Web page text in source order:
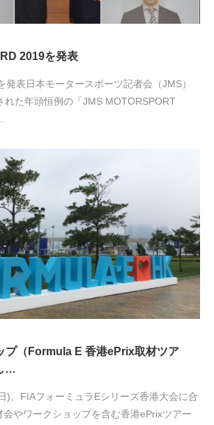
2019を発表
発表日本モータースポーツ記者会（JMS）
れた年頭恒例の「JMS MOTORSPORT
プ（Formula E 香港ePrix取材ツア
…
)、FIAフォーミュラEシリーズ香港大会に合
やワークショップを含む香港ePrixツアー